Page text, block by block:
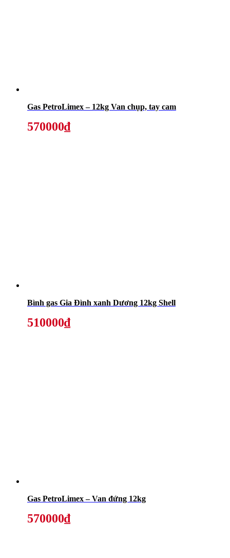
Gas PetroLimex – 12kg Van chụp, tay cam
570000₫
Bình gas Gia Đình xanh Dương 12kg Shell
510000₫
Gas PetroLimex – Van đứng 12kg
570000₫